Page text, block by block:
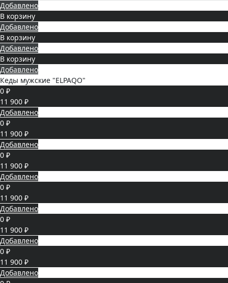
Добавлено
В корзину
Добавлено
В корзину
Добавлено
В корзину
Добавлено
Кеды мужские "ELPAQO"
0 ₽
11 900 ₽
Добавлено
0 ₽
11 900 ₽
Добавлено
0 ₽
11 900 ₽
Добавлено
0 ₽
11 900 ₽
Добавлено
0 ₽
11 900 ₽
Добавлено
0 ₽
11 900 ₽
Добавлено